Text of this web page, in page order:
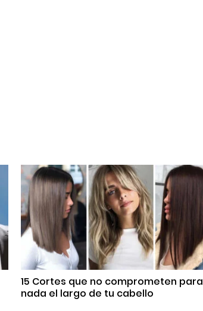
15 Cortes que no comprometen para
nada el largo de tu cabello